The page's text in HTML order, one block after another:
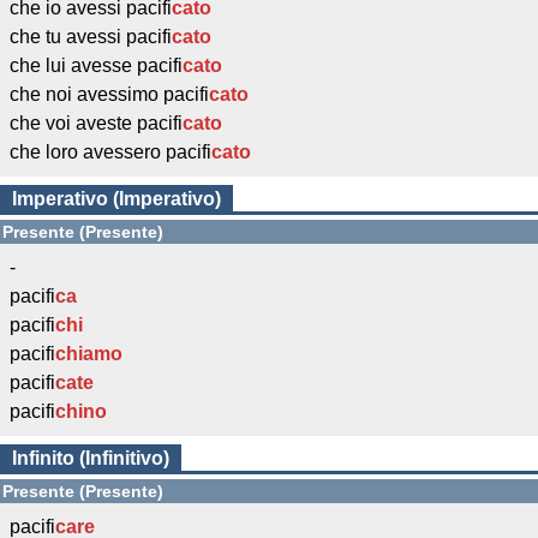
che io avessi pacificato
che tu avessi pacificato
che lui avesse pacificato
che noi avessimo pacificato
che voi aveste pacificato
che loro avessero pacificato
Imperativo (Imperativo)
Presente (Presente)
-
pacifica
pacifichi
pacifichiamo
pacificate
pacifichino
Infinito (Infinitivo)
Presente (Presente)
pacificare